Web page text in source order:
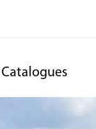
Catalogues